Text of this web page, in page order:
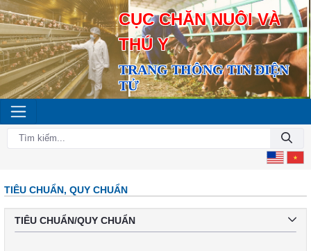
CỤC CHĂN NUÔI VÀ
THÚ Y
TRANG THÔNG TIN ĐIỆN
TỬ
TIÊU CHUẨN, QUY CHUẨN
TIÊU CHUẨN/QUY CHUẨN